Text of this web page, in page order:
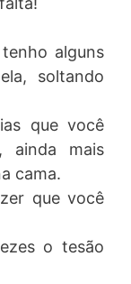
alguns
soltando
que você
ainda mais
cama.
que você
o tesão